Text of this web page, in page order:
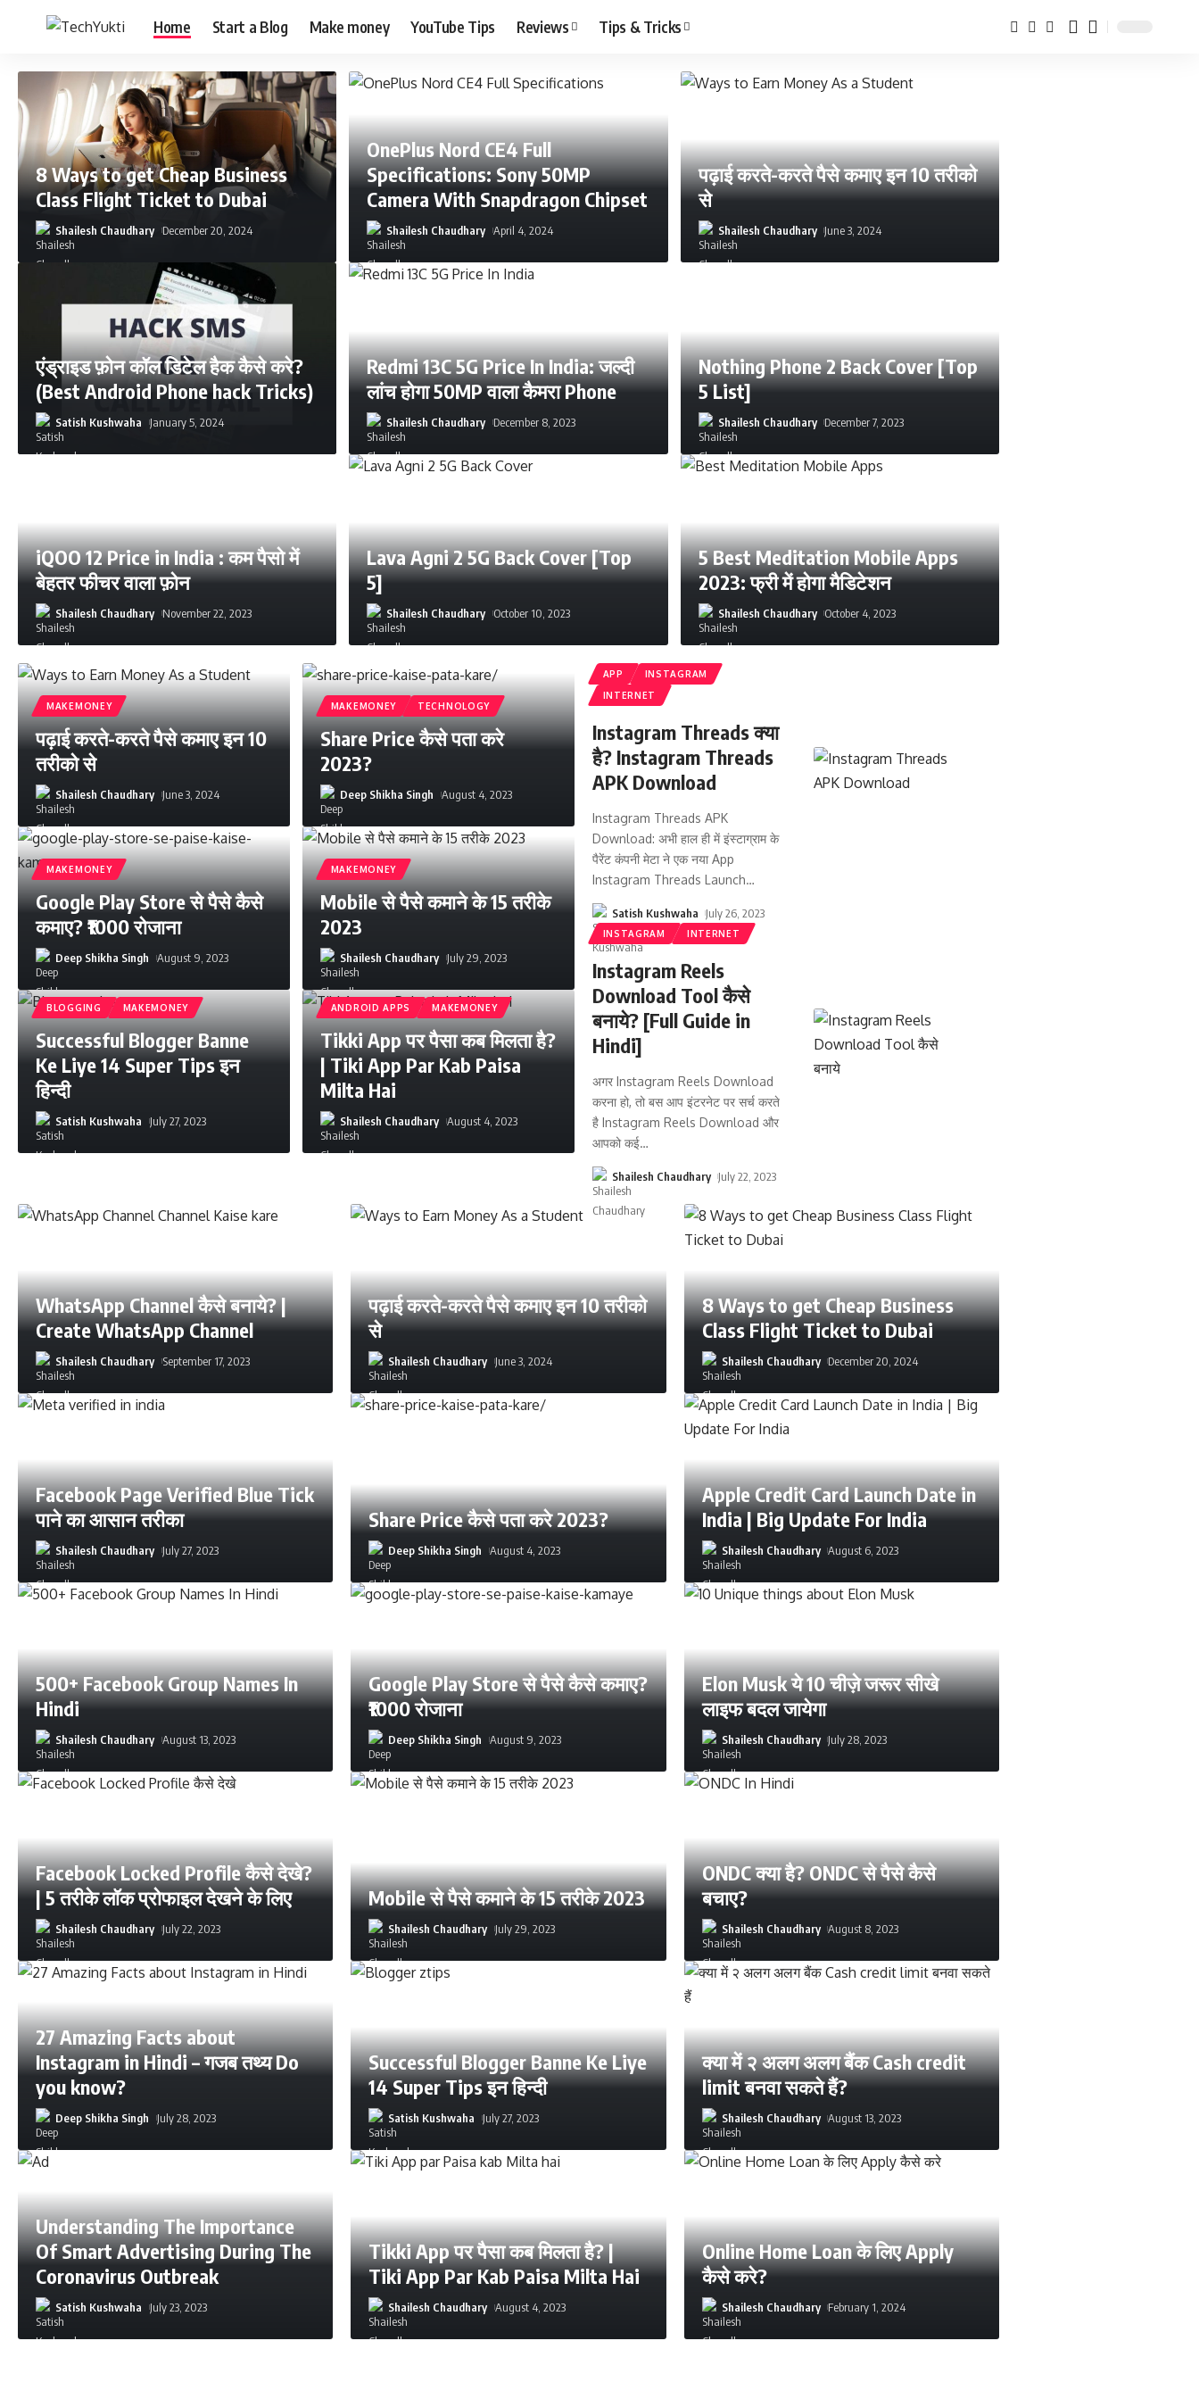
Home Start a Blog Make money YouTube Tips Reviews Tips & Tricks
8 Ways to get Cheap Business
Class Flight Ticket to Dubai
Shailesh Chaudhary December 20, 2024
OnePlus Nord CE4 Full
Specifications: Sony 50MP
Camera With Snapdragon Chipset
Shailesh Chaudhary April 4, 2024
पढ़ाई करते-करते पैसे कमाए इन 10 तरीको
से
Shailesh Chaudhary June 3, 2024
एंड्राइड फ़ोन कॉल डिटेल हैक कैसे करे?
(Best Android Phone hack Tricks)
Satish Kushwaha January 5, 2024
Redmi 13C 5G Price In India: जल्दी
लांच होगा 50MP वाला कैमरा Phone
Shailesh Chaudhary December 8, 2023
Nothing Phone 2 Back Cover [Top
5 List]
Shailesh Chaudhary December 7, 2023
iQOO 12 Price in India : कम पैसो में
बेहतर फीचर वाला फ़ोन
Shailesh Chaudhary November 22, 2023
Lava Agni 2 5G Back Cover [Top
5]
Shailesh Chaudhary October 10, 2023
5 Best Meditation Mobile Apps
2023: फ्री में होगा मैडिटेशन
Shailesh Chaudhary October 4, 2023
MAKEMONEY
पढ़ाई करते-करते पैसे कमाए इन 10
तरीको से
Shailesh Chaudhary June 3, 2024
MAKEMONEY TECHNOLOGY
Share Price कैसे पता करे
2023?
Deep Shikha Singh August 4, 2023
MAKEMONEY
Google Play Store से पैसे कैसे
कमाए? ₹1000 रोजाना
Deep Shikha Singh August 9, 2023
MAKEMONEY
Mobile से पैसे कमाने के 15 तरीके
2023
Shailesh Chaudhary July 29, 2023
BLOGGING MAKEMONEY
Successful Blogger Banne
Ke Liye 14 Super Tips इन
हिन्दी
Satish Kushwaha July 27, 2023
ANDROID APPS MAKEMONEY
Tikki App पर पैसा कब मिलता है?
| Tiki App Par Kab Paisa
Milta Hai
Shailesh Chaudhary August 4, 2023
APP
INSTAGRAM
INTERNET
Instagram Threads क्या
है? Instagram Threads
APK Download
Instagram Threads APK
Download: अभी हाल ही में इंस्टाग्राम के
पैरेंट कंपनी मेटा ने एक नया App
Instagram Threads Launch…
Satish Kushwaha July 26, 2023
INSTAGRAM INTERNET
Instagram Reels
Download Tool कैसे
बनाये? [Full Guide in
Hindi]
अगर Instagram Reels Download
करना हो, तो बस आप इंटरनेट पर सर्च करते
है Instagram Reels Download और
आपको कई…
Shailesh Chaudhary July 22, 2023
WhatsApp Channel कैसे बनाये? |
Create WhatsApp Channel
Shailesh Chaudhary September 17, 2023
Facebook Page Verified Blue Tick
पाने का आसान तरीका
Shailesh Chaudhary July 27, 2023
500+ Facebook Group Names In
Hindi
Shailesh Chaudhary August 13, 2023
Facebook Locked Profile कैसे देखे?
| 5 तरीके लॉक प्रोफाइल देखने के लिए
Shailesh Chaudhary July 22, 2023
27 Amazing Facts about
Instagram in Hindi – गजब तथ्य Do
you know?
Deep Shikha Singh July 28, 2023
Understanding The Importance
Of Smart Advertising During The
Coronavirus Outbreak
Satish Kushwaha July 23, 2023
पढ़ाई करते-करते पैसे कमाए इन 10 तरीको
से
Shailesh Chaudhary June 3, 2024
Share Price कैसे पता करे 2023?
Deep Shikha Singh August 4, 2023
Google Play Store से पैसे कैसे कमाए?
₹1000 रोजाना
Deep Shikha Singh August 9, 2023
Mobile से पैसे कमाने के 15 तरीके 2023
Shailesh Chaudhary July 29, 2023
Successful Blogger Banne Ke Liye
14 Super Tips इन हिन्दी
Satish Kushwaha July 27, 2023
Tikki App पर पैसा कब मिलता है? |
Tiki App Par Kab Paisa Milta Hai
Shailesh Chaudhary August 4, 2023
8 Ways to get Cheap Business
Class Flight Ticket to Dubai
Shailesh Chaudhary December 20, 2024
Apple Credit Card Launch Date in
India | Big Update For India
Shailesh Chaudhary August 6, 2023
Elon Musk ये 10 चीज़े जरूर सीखे
लाइफ बदल जायेगा
Shailesh Chaudhary July 28, 2023
ONDC क्या है? ONDC से पैसे कैसे
बचाए?
Shailesh Chaudhary August 8, 2023
क्या में २ अलग अलग बैंक Cash credit
limit बनवा सकते हैं?
Shailesh Chaudhary August 13, 2023
Online Home Loan के लिए Apply
कैसे करे?
Shailesh Chaudhary February 1, 2024